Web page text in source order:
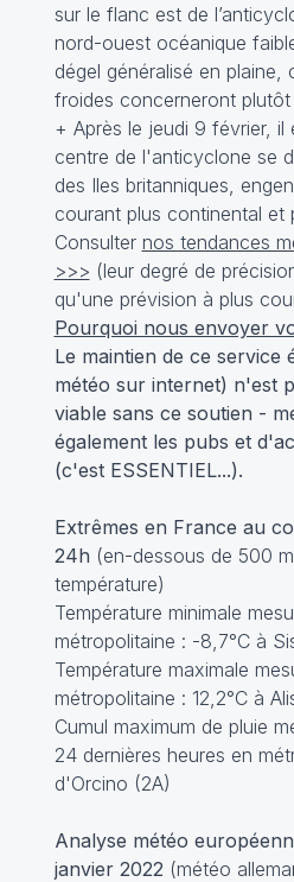
sur le flanc est de
nord-ouest océanique
dégel généralisé en plaine,
froides concerneront
+ Après le jeudi 9 février, il
centre de l'anticyclone se
des Iles britanniques,
courant plus continental et
Consulter nos tendances
>>> (leur degré de
qu'une prévision à plus
Pourquoi nous envoyer
Le maintien de ce service
météo sur internet) n'est
viable sans ce soutien -
également les pubs et
(c'est ESSENTIEL...).
Extrêmes en France au
24h (en-dessous de 500
température)
Température minimale
métropolitaine : -8,7°C à
Température maximale
métropolitaine : 12,2°C à
Cumul maximum de pluie
24 dernières heures en
d'Orcino (2A)
Analyse météo
janvier 2022 (météo